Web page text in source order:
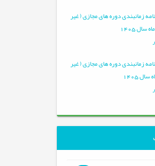
شماره 21-05 برنامه زمانبندی دوره های مجازی ( غیر
شماره 20-05 برنامه زمانبندی دوره های مجازی ( غیر